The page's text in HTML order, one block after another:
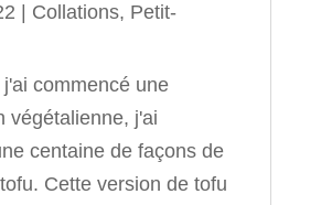
Collations, Petit-
commencé une
végétalienne, j'ai
centaine de façons de
Cette version de tofu